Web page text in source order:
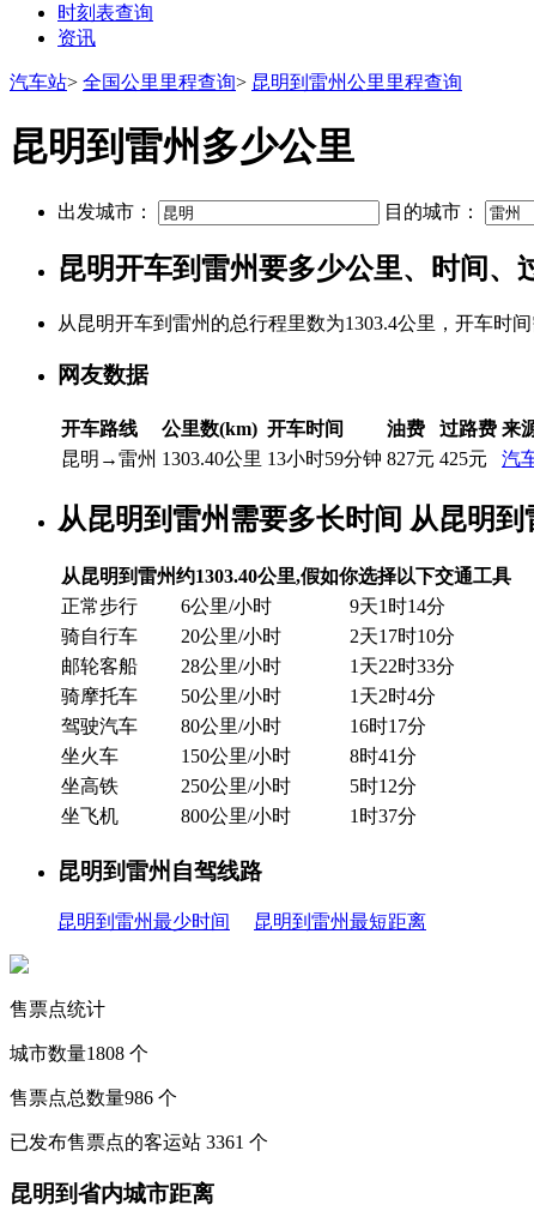
时刻表查询
资讯
汽车站> 全国公里里程查询> 昆明到雷州公里里程查询
昆明到雷州多少公里
出发城市： 目的城市：
昆明开车到雷州要多少公里、时间、
从昆明开车到雷州的总行程里数为1303.4公里，开车时
网友数据
开车路线 公里数(km) 开车时间 油费 过路费 来
昆明→雷州 1303.40公里 13小时59分钟 827元 425元 汽
从昆明到雷州需要多长时间 从昆明到
从昆明到雷州约1303.40公里,假如你选择以下交通工具
正常步行
6公里/小时
9天1时14分
骑自行车
20公里/小时
2天17时10分
邮轮客船
28公里/小时
1天22时33分
骑摩托车
50公里/小时
1天2时4分
驾驶汽车
80公里/小时
16时17分
坐火车
150公里/小时
8时41分
坐高铁
250公里/小时
5时12分
坐飞机
800公里/小时 1时37分
昆明到雷州自驾线路
昆明到雷州最少时间 昆明到雷州最短距离
售票点统计
城市数量1808 个
售票点总数量986 个
已发布售票点的客运站 3361 个
昆明到省内城市距离